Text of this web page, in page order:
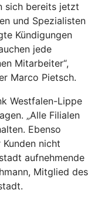
sich bereits jetzt
und Spezialisten
Kündigungen
jede
Mitarbeiter“,
Marco Pietsch.
Westfalen-Lippe
„Alle Filialen
Ebenso
nicht
aufnehmende
Mitglied des